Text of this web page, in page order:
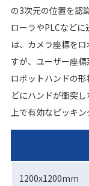
の3次元の位置を認
ローラやPLCなど
は、カメラ座標を
すが、ユーザー座
ロボットハンドの
どにハンドが衝突
上で有効なピッキン
1200x1200mm